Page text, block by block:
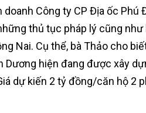
Công ty CP Địa ốc
thủ tục pháp lý cũng
Nai. Cụ thể, bà Thảo cho
Dương hiện đang được xây
dự kiến 2 tỷ đồng/căn hộ 2